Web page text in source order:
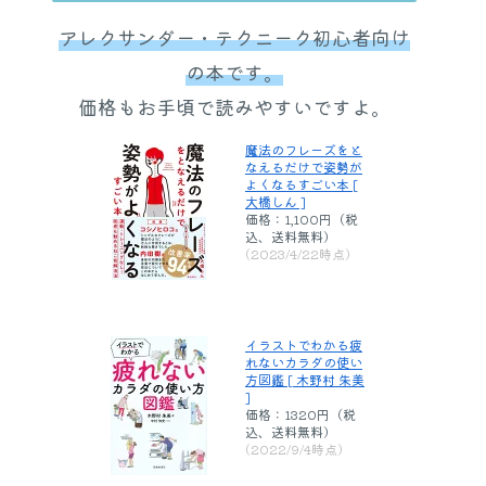
アレクサンダー・テクニーク初心者向け
の本です。
価格もお手頃で読みやすいですよ。
魔法のフレーズをと
なえるだけで姿勢が
よくなるすごい本 [
大橋しん ]
価格：1,100円（税
込、送料無料)
(2023/4/22時点)
イラストでわかる疲
れないカラダの使い
方図鑑 [ 木野村 朱美
]
価格：1320円（税
込、送料無料)
(2022/9/4時点)